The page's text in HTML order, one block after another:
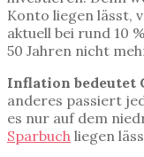
Konto liegen lässt,
aktuell bei rund 10
50 Jahren nicht
Inflation bedeutet
anderes passiert
es nur auf dem
Sparbuch liegen